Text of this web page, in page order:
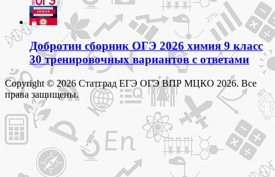
Добротин сборник ОГЭ 2026 химия 9 класс
30 тренировочных вариантов с ответами
Copyright © 2026 Статград ЕГЭ ОГЭ ВПР МЦКО 2026. Все
права защищены.